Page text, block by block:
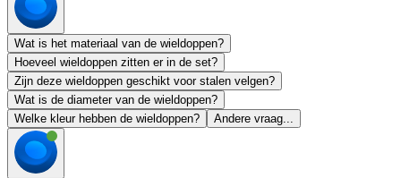
Wat is het materiaal van de wieldoppen?
Hoeveel wieldoppen zitten er in de set?
Zijn deze wieldoppen geschikt voor stalen velgen?
Wat is de diameter van de wieldoppen?
Welke kleur hebben de wieldoppen?
Andere vraag...